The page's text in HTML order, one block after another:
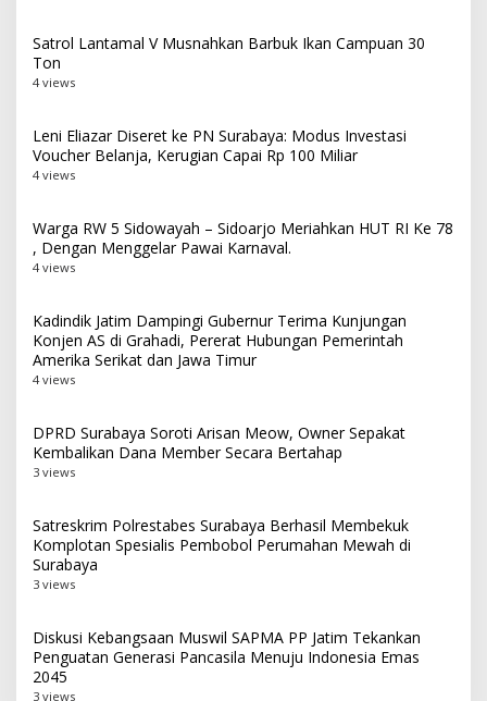
Satrol Lantamal V Musnahkan Barbuk Ikan Campuan 30
Ton
4 views
Leni Eliazar Diseret ke PN Surabaya: Modus Investasi
Voucher Belanja, Kerugian Capai Rp 100 Miliar
4 views
Warga RW 5 Sidowayah – Sidoarjo Meriahkan HUT RI Ke 78
, Dengan Menggelar Pawai Karnaval.
4 views
Kadindik Jatim Dampingi Gubernur Terima Kunjungan
Konjen AS di Grahadi, Pererat Hubungan Pemerintah
Amerika Serikat dan Jawa Timur
4 views
DPRD Surabaya Soroti Arisan Meow, Owner Sepakat
Kembalikan Dana Member Secara Bertahap
3 views
Satreskrim Polrestabes Surabaya Berhasil Membekuk
Komplotan Spesialis Pembobol Perumahan Mewah di
Surabaya
3 views
Diskusi Kebangsaan Muswil SAPMA PP Jatim Tekankan
Penguatan Generasi Pancasila Menuju Indonesia Emas
2045
3 views